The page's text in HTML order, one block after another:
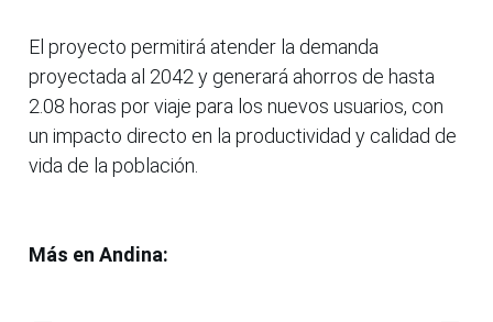
El proyecto permitirá atender la demanda
proyectada al 2042 y generará ahorros de hasta
2.08 horas por viaje para los nuevos usuarios, con
un impacto directo en la productividad y calidad de
vida de la población.
Más en Andina: